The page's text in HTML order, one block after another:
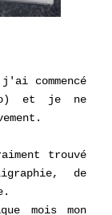
commencé
et je ne
trouvé
de
mois mon